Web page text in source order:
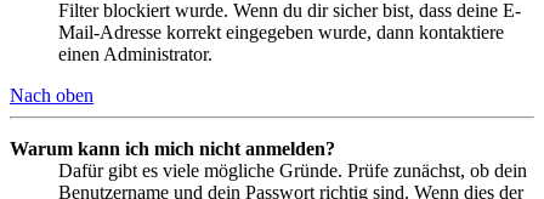
Filter blockiert wurde. Wenn du dir sicher bist, dass deine E-
Mail-Adresse korrekt eingegeben wurde, dann kontaktiere
einen Administrator.
Nach oben
Warum kann ich mich nicht anmelden?
Dafür gibt es viele mögliche Gründe. Prüfe zunächst, ob dein
Benutzername und dein Passwort richtig sind. Wenn dies der